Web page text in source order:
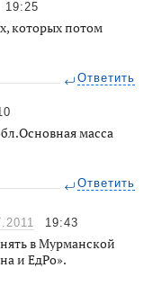
19:25
которых потом
Ответить
масса
Ответить
19:43
в Мурманской
и ЕдРо».